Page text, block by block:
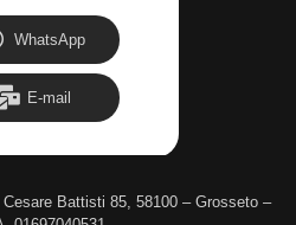
WhatsApp
E-mail
Battisti 85, 58100 – Grosseto –